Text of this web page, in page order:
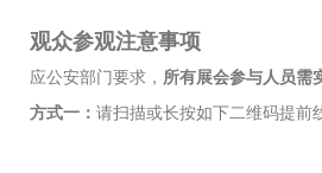
观众参观注意事项
应公安部门要求， 所有展会参与人员需
方式一： 请扫描或长按如下二维码提前